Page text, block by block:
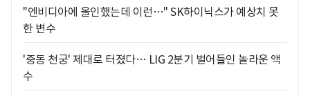
"엔비디아에 올인했는데 이런…" SK하이닉스가 예상치 못
한 변수
'중동 천궁' 제대로 터졌다… LIG 2분기 벌어들인 놀라운 액
수